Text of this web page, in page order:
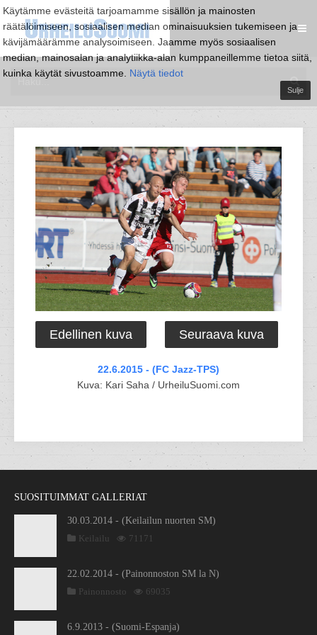
Käytämme evästeitä tarjoamamme sisällön ja mainosten
räätälöimiseen, sosiaalisen median ominaisuuksien tukemiseen ja
kävijämäärämme analysoimiseen. Jaamme myös sosiaalisen
median, mainosalan ja analytiikka-alan kumppaneillemme tietoa siitä,
kuinka käytät sivustoamme. Näytä tiedot
Sulje
Edellinen kuva Seuraava kuva
22.6.2015 - (FC Jazz-TPS)
Kuva: Kari Saha / UrheiluSuomi.com
SUOSITUIMMAT GALLERIAT
30.03.2014 - (Keilailun nuorten SM)
Keilailu
71171
22.02.2014 - (Painonnoston SM la N)
Painonnosto
69035
6.9.2013 - (Suomi-Espanja)